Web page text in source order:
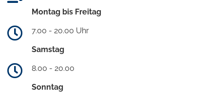
Montag bis Freitag
7.00 - 20.00 Uhr
Samstag
8.00 - 20.00
Sonntag